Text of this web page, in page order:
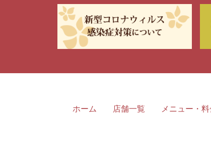
ホーム 店舗一覧 メニュー・